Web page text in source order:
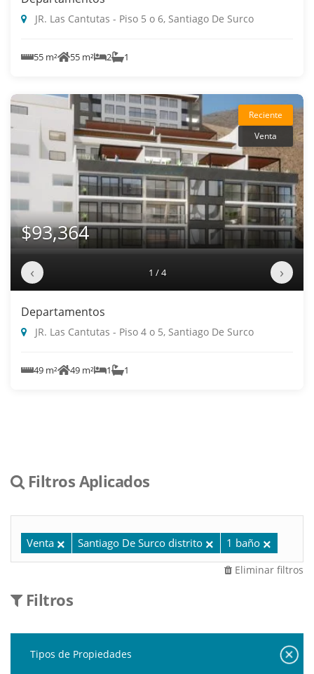
JR. Las Cantutas - Piso 5 o 6, Santiago De Surco
55 m² 55 m² 2 1
Reciente
Venta
$93,364
‹ 1 / 4 ›
Departamentos
JR. Las Cantutas - Piso 4 o 5, Santiago De Surco
49 m² 49 m² 1 1
Filtros Aplicados
Venta Santiago De Surco distrito 1 baño
Eliminar filtros
Filtros
Tipos de Propiedades